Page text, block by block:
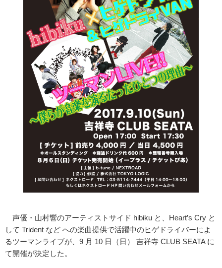
声優・山村響のアーティストサイド hibiku と、Heart’s Cry と
して Trident など への楽曲提供で活躍中のヒゲドライバーによ
るツーマンライブが、9 月 10 日（日） 吉祥寺 CLUB SEATA に
て開催が決定した。